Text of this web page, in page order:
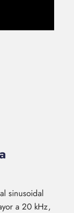
sinusoidal
a 20 kHz,